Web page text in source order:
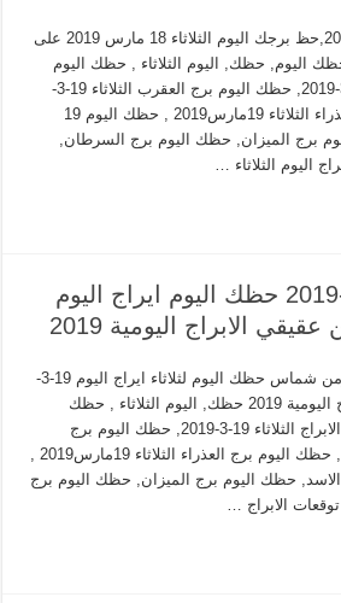
ابراج اليوم الثلاثاء 19-3-2019,حظ برجك اليوم الثلاثاء 18 مارس 2019 على
اليوم, حظك, اليوم الثلاثاء , حظك اليوم
توقعات الابراج الثلاثاء 19-3-2019, حظك اليوم برج العقرب الثلاثاء 19-3-
2019 , حظك اليوم برج العذراء الثلاثاء 19مارس2019 , حظك اليوم 19
برج الميزان, حظك اليوم برج السرطان,
اليوم الثلاثاء …
برجك اليوم 19-3-2019 حظك اليوم ايراج اليوم
برجك اليوم 19-3-2019 كارمن شماس حظك اليوم لثلاثاء ايراج اليوم 19-3-
2019 جاكلين عقيقي الابراج اليومية 2019 حظك, اليوم الثلاثاء , حظك
اليوم, حظك اليوم توقعات الابراج الثلاثاء 19-3-2019, حظك اليوم برج
العقرب الثلاثاء 19-3-2019 , حظك اليوم برج العذراء الثلاثاء 19مارس2019 ,
مارس برج الاسد, حظك اليوم برج الميزان, حظك اليوم برج
الابراج …